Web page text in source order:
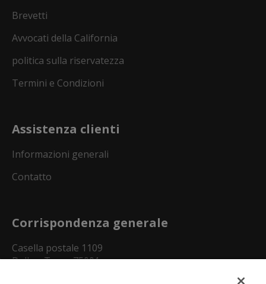
Brevetti
Avvocati della California
politica sulla riservatezza
Termini e Condizioni
Assistenza clienti
Informazioni generali
Contatto
Corrispondenza generale
Casella postale 1109
Dallas, Texas 75001